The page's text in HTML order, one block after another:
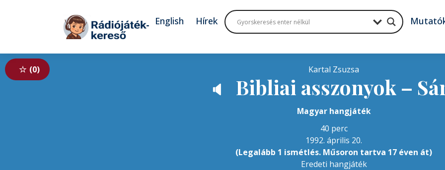
Tovább a tartalomhoz
English Hírek
0 Kartal Zsuzsa
🔈 Bibliai asszonyok –
Magyar hangjáték
40 perc
1992. április 20.
(Legalább 1 ismétlés. Műsoron tartva 17 éven át)
Eredeti hangjáték